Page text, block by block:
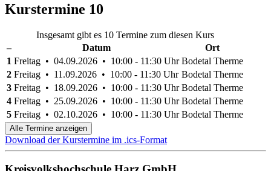
Kurstermine 10
Insgesamt gibt es 10 Termine zum diesen Kurs
–
Datum
Ort
1 Freitag • 04.09.2026 • 10:00 - 11:30 Uhr Bodetal Therme
2 Freitag • 11.09.2026 • 10:00 - 11:30 Uhr Bodetal Therme
3 Freitag • 18.09.2026 • 10:00 - 11:30 Uhr Bodetal Therme
4 Freitag • 25.09.2026 • 10:00 - 11:30 Uhr Bodetal Therme
5 Freitag • 02.10.2026 • 10:00 - 11:30 Uhr Bodetal Therme
Alle Termine anzeigen
Download der Kurstermine im .ics-Format